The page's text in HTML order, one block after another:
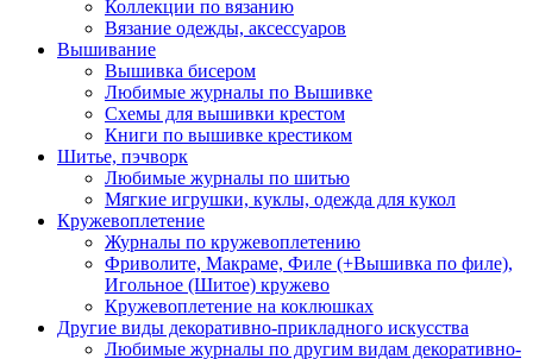
Коллекции по вязанию
Вязание одежды, аксессуаров
Вышивание
Вышивка бисером
Любимые журналы по Вышивке
Схемы для вышивки крестом
Книги по вышивке крестиком
Шитье, пэчворк
Любимые журналы по шитью
Мягкие игрушки, куклы, одежда для кукол
Кружевоплетение
Журналы по кружевоплетению
Фриволите, Макраме, Филе (+Вышивка по филе),
Игольное (Шитое) кружево
Кружевоплетение на коклюшках
Другие виды декоративно-прикладного искусства
Любимые журналы по другим видам декоративно-